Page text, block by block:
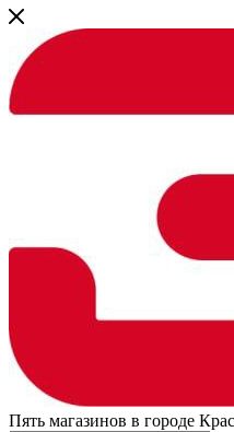
Пять магазинов в городе